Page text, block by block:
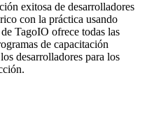
exitosa de desarrolladores
con la práctica usando
TagoIO ofrece todas las
de capacitación
desarrolladores para los